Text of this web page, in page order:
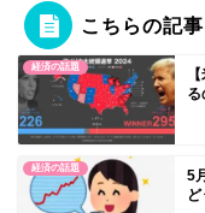
こちらの記
経済の話題
る
経済の話題
5